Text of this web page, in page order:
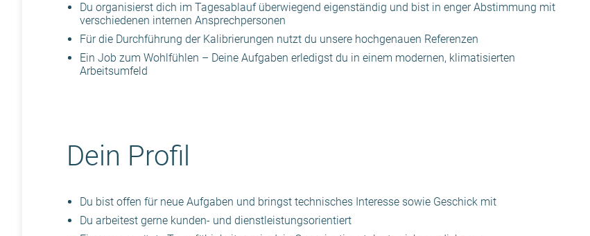
Du organisierst dich im Tagesablauf überwiegend eigenständig und bist in enger Abstimmung mit
verschiedenen internen Ansprechpersonen
Für die Durchführung der Kalibrierungen nutzt du unsere hochgenauen Referenzen
Ein Job zum Wohlfühlen – Deine Aufgaben erledigst du in einem modernen, klimatisierten
Arbeitsumfeld
Dein Profil
Du bist offen für neue Aufgaben und bringst technisches Interesse sowie Geschick mit
Du arbeitest gerne kunden- und dienstleistungsorientiert